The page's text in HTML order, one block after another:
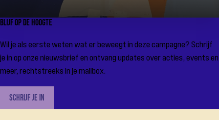
Blijf op de hoogte
Wil je als eerste weten wat er beweegt in deze campagne? Schrijf
je in op onze nieuwsbrief en ontvang updates over acties, events en
meer, rechtstreeks in je mailbox.
Schrijf je in